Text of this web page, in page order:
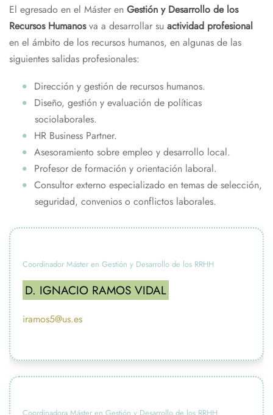
El egresado en el Máster en Gestión y Desarrollo de los
Recursos Humanosva a desarrollar su actividad profesional
en el ámbito de los recursos humanos, en algunas de las
siguientes salidas profesionales:
Dirección y gestión de recursos humanos.
Diseño, gestión y evaluación de políticas
sociolaborales.
HR Business Partner.
Asesoramiento sobre empleo y desarrollo local.
Profesor de formación y orientación laboral.
Consultor externo especializado en temas de selección,
seguridad, convenios o conflictos laborales.
Coordinador Máster en Gestión y Desarrollo de los RRHH
D. IGNACIO RAMOS VIDAL
iramos5@us.es